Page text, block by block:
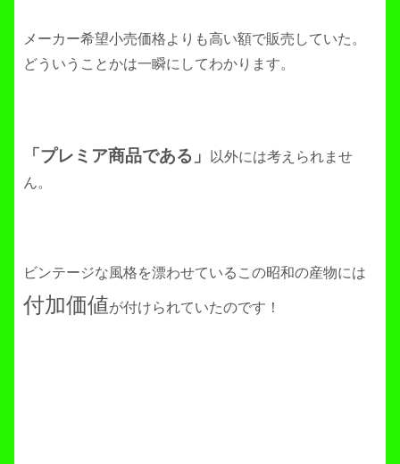
メーカー希望小売価格よりも高い額で販売していた。
どういうことかは一瞬にしてわかります。
「プレミア商品である」
以外には考えられませ
ん。
ビンテージな風格を漂わせているこの昭和の産物には
付加価値が付けられていたのです！